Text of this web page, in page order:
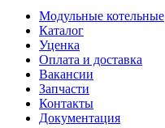
Модульные котельные
Каталог
Уценка
Оплата и доставка
Вакансии
Запчасти
Контакты
Документация